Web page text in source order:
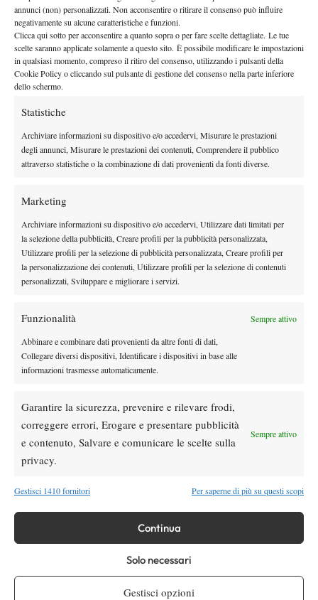
annunci (non) personalizzati. Non acconsentire o ritirare il consenso può influire
negativamente su alcune caratteristiche e funzioni.
Clicca qui sotto per acconsentire a quanto sopra o per fare scelte dettagliate. Le tue
scelte saranno applicate solamente a questo sito. È possibile modificare le impostazioni
in qualsiasi momento, compreso il ritiro del consenso, utilizzando i pulsanti della
Cookie Policy o cliccando sul pulsante di gestione del consenso nella parte inferiore
dello schermo.
Statistiche
Archiviare informazioni su dispositivo e/o accedervi, Misurare le prestazioni
degli annunci, Misurare le prestazioni dei contenuti, Comprendere il pubblico
attraverso statistiche o la combinazione di dati provenienti da fonti diverse.
Marketing
Archiviare informazioni su dispositivo e/o accedervi, Utilizzare dati limitati per
la selezione della pubblicità, Creare profili per la pubblicità personalizzata,
Utilizzare profili per la selezione di pubblicità personalizzata, Creare profili per
la personalizzazione dei contenuti, Utilizzare profili per la selezione di contenuti
personalizzati, Sviluppare e migliorare i servizi.
Funzionalità Sempre attivo
Abbinare e combinare dati provenienti da altre fonti di dati,
Collegare diversi dispositivi, Identificare i dispositivi in base alle
informazioni trasmesse automaticamente.
Garantire la sicurezza, prevenire e rilevare frodi,
correggere errori, Erogare e presentare pubblicità
e contenuto, Salvare e comunicare le scelte sulla
privacy.
Sempre attivo
Gestisci 1410 fornitori Per saperne di più su questi scopi
Continua
Solo necessari
Gestisci opzioni
Nellaparte alta del tabellone,Jannik Sinner
Stefanos
Tsitsipassi sfideranno per un posto insemifinale contro Novak
Djokovic. Nellaparte bassa, invece, sarà il match traAlexander
ZvereveTaylor Fritza decidere l’avversario diCarlos Alcaraz
IL TABELLONE COMPLETO
QUARTI DI FINALE
Jannik Sinner vs Stefanos Tsitsipas
Alexander Zverev vs Taylor Fritz
Carlos Alcaraz vs Vincente Zverev-Fritz
TAGGED: Carlos Alcaraz Jannik Sinner
Masters 1000 Montreal 2026:
Bolelli/Vavassori fuori al primo turno
Masters 1000 Cincinnati 2026: forfait di
Tennis in TV
Masters 1000 Cincinnati 2026: a che ora e
dove vedere il sorteggio del tabellone